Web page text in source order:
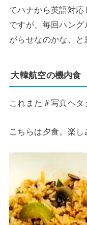
てハナから英語対
ですが、毎回ハン
がらせなのかな、と
大韓航空の機内食
これまた＃写真ヘタ
こちらは夕食。楽し